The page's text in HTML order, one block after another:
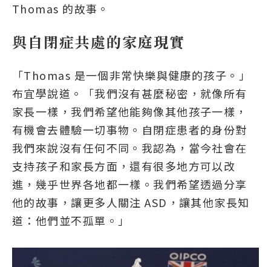
Thomas 的故事。
與自閉症共處的家庭現實
「Thomas 是一個非常快樂與健康的孩子。」
布宜學說道。「我們沒有甚麼秘密，就像所有
家長一樣，我們希望他能夠像其他孩子一樣，
有機會去體驗一切事物。自閉症患者的身份對
我們來說沒有任何不同。我認為，當今社會在
支持孩子和家長方面，還有很多地方可以改
進，幾乎世界各地都一樣。我們希望透過分享
他的故事，讓更多人關注 ASD，讓其他家長知
道：他們並不孤單。」